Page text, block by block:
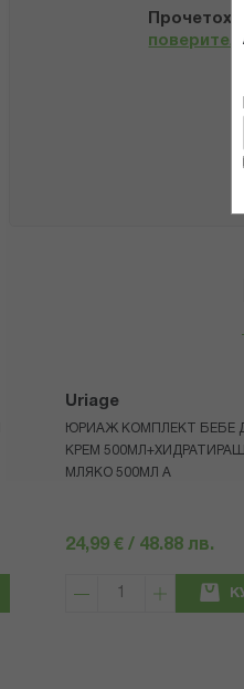
Прочетох
Uriage
ЮРИАЖ КОМПЛЕКТ БЕБЕ
КРЕМ
МЛЯКО 500МЛ A
24,99 € / 48.88 лв.